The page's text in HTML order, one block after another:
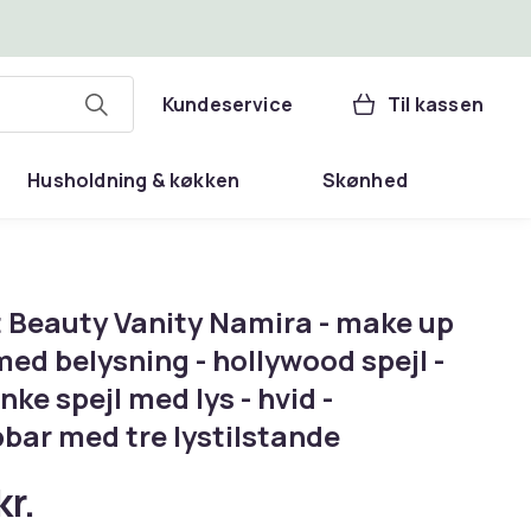
Kundeservice Til kassen
Husholdning & køkken Skønhed
Vanity Namira - make up
belysning - hollywood spejl -
spejl med lys - hvid -
med tre lystilstande